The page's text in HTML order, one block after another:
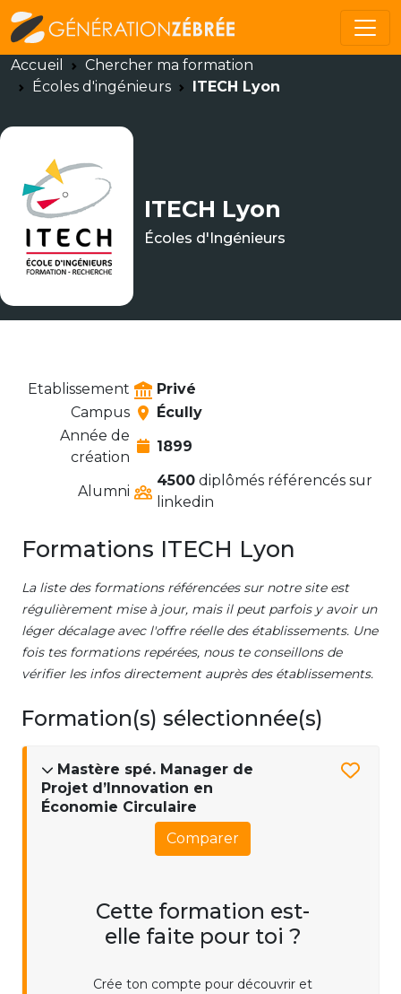
Accueil
Chercher ma formation
Écoles d'ingénieurs
ITECH Lyon
ITECH Lyon
Écoles d'Ingénieurs
Etablissement
Privé
Campus
Écully
Année de
création
1899
Alumni
4500 diplômés référencés sur
linkedin
Formations ITECH Lyon
La liste des formations référencées sur notre site est
régulièrement mise à jour, mais il peut parfois y avoir un
léger décalage avec l'offre réelle des établissements. Une
fois tes formations repérées, nous te conseillons de
vérifier les infos directement auprès des établissements.
Formation(s) sélectionnée(s)
Mastère spé. Manager de
Projet d’Innovation en
Économie Circulaire
Comparer
Cette formation est-
elle faite pour toi ?
Crée ton compte pour découvrir et